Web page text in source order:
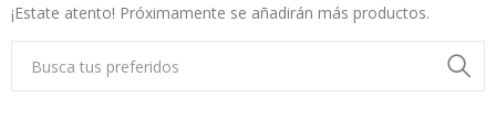
¡Estate atento! Próximamente se añadirán más productos.